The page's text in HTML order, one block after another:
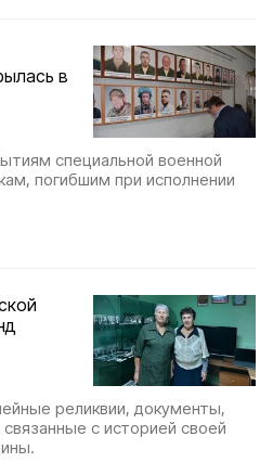
в
специальной военной
погибшим при исполнении
реликвии, документы,
с историей своей